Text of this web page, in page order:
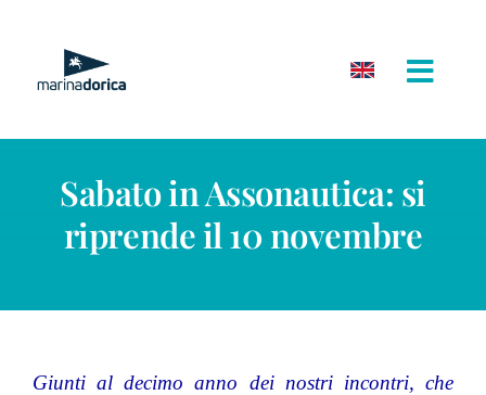
contenuto
Sabato in Assonautica: si
riprende il 10 novembre
Giunti al decimo anno dei nostri incontri, che